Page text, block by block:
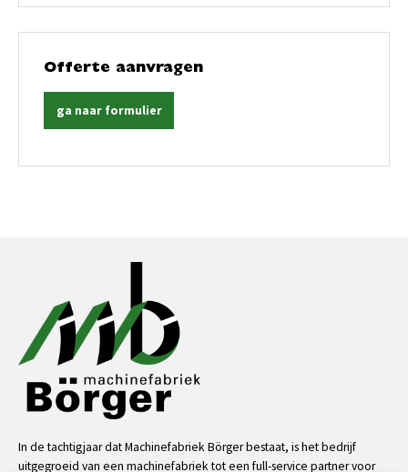
Offerte aanvragen
ga naar formulier
In de tachtigjaar dat Machinefabriek Börger bestaat, is het bedrijf
uitgegroeid van een machinefabriek tot een full-service partner voor